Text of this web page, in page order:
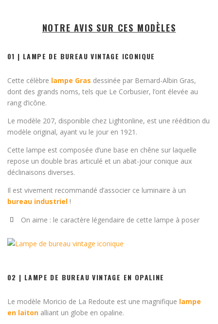
NOTRE AVIS SUR CES MODÈLES
01 | LAMPE DE BUREAU VINTAGE ICONIQUE
Cette célèbre lampe Gras dessinée par Bernard-Albin Gras,
dont des grands noms, tels que Le Corbusier, l’ont élevée au
rang d’icône.
Le modèle 207, disponible chez Lightonline, est une réédition du
modèle original, ayant vu le jour en 1921.
Cette lampe est composée d’une base en chêne sur laquelle
repose un double bras articulé et un abat-jour conique aux
déclinaisons diverses.
Il est vivement recommandé d’associer ce luminaire à un
bureau industriel !
On aime : le caractère légendaire de cette lampe à poser
02 | LAMPE DE BUREAU VINTAGE EN OPALINE
Le modèle Moricio de La Redoute est une magnifique lampe
en laiton alliant un globe en opaline.